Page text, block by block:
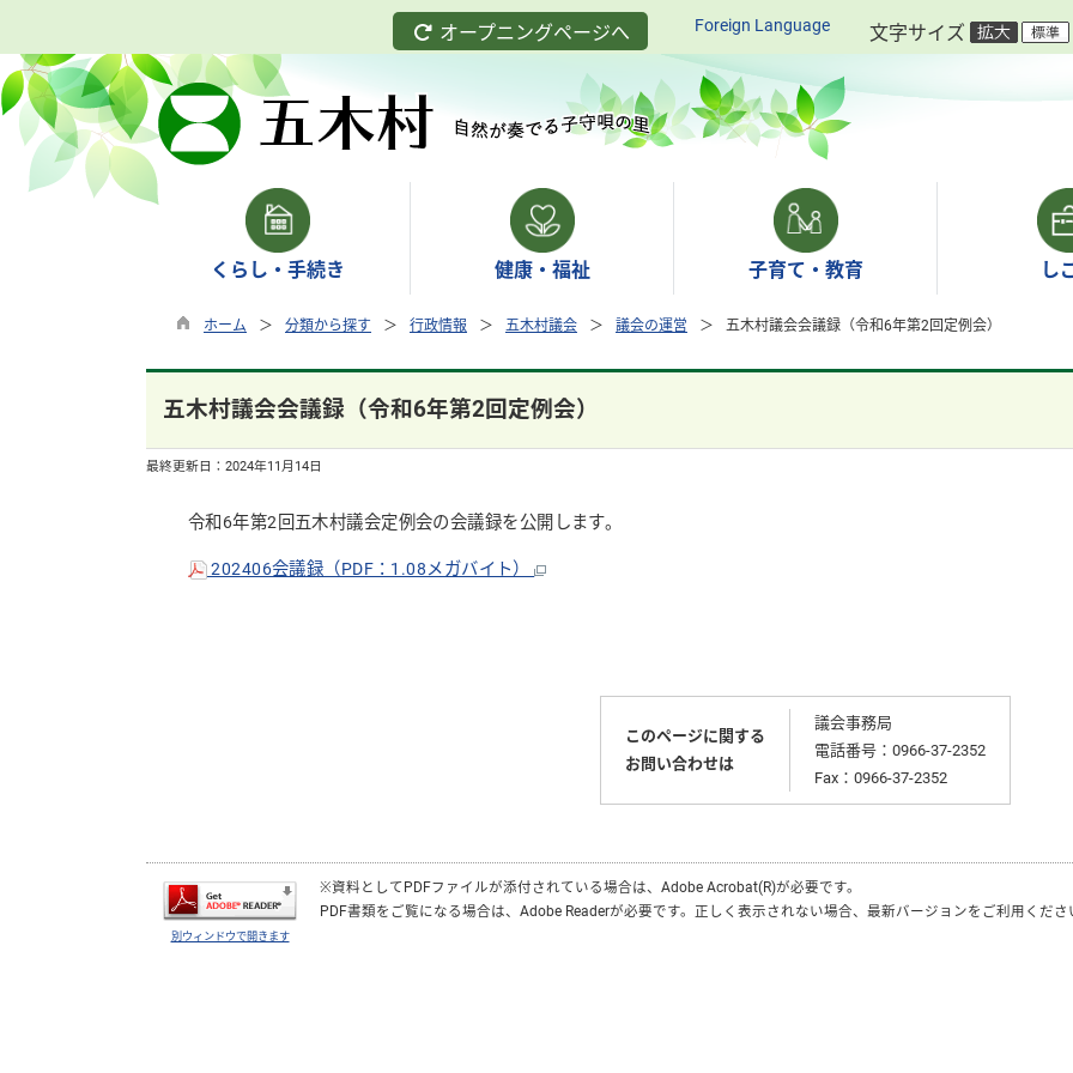
オープニングページへ Foreign Language 文字サイズ
くらし・手続き 健康・福祉 子育て・教育 し
ホーム 分類から探す 行政情報 五木村議会 議会の運営 五木村議会会議録（令和6年第2回定例会）
五木村議会会議録（令和6年第2回定例会）
最終更新日： 2024年11月14日
令和6年第2回五木村議会定例会の会議録を公開します。
202406会議録（PDF：1.08メガバイト）
このページに関する
お問い合わせは
議会事務局
電話番号：0966-37-2352
Fax：0966-37-2352
別ウィンドウで開きます
※資料としてPDFファイルが添付されている場合は、 Adobe Acrobat(R)が必要です。
PDF書類をご覧になる場合は、 Adobe Readerが必要です。正しく表示されない場合、最新バージョンをご利用くださ